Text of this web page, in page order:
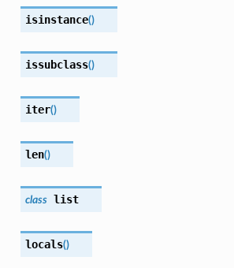
isinstance()
issubclass()
iter()
len()
class list
locals()